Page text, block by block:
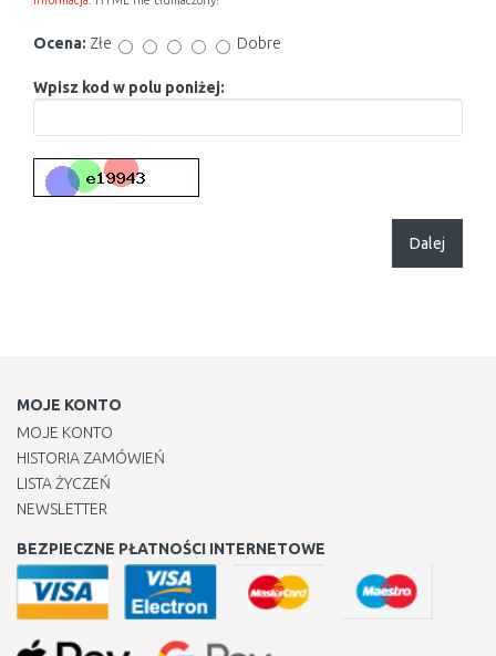
Ocena: Złe Dobre
Wpisz kod w polu poniżej:
Dalej
MOJE KONTO
MOJE KONTO
HISTORIA ZAMÓWIEŃ
LISTA ŻYCZEŃ
NEWSLETTER
BEZPIECZNE PŁATNOŚCI INTERNETOWE